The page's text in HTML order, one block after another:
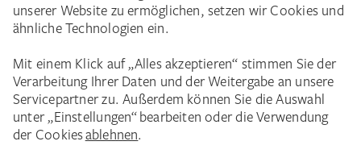
widmete das Städel vom 1. Oktober 2020 bis
24. Mai 2021 eine eigene Ausstellung.
Präsentiert wurden 81 repräsentative
Zeichnungen von heute kaum mehr
bekannten, in ihrer Zeit aber oft sehr
erfolgreichen Künstlern. Sie